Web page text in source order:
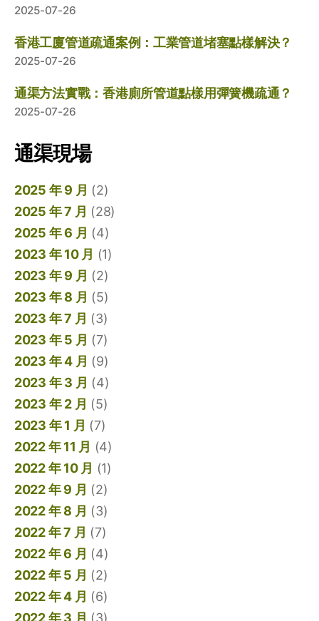
2025-07-26
香港工廈管道疏通案例：工業管道堵塞點樣解決？
2025-07-26
通渠方法實戰：香港廁所管道點樣用彈簧機疏通？
2025-07-26
通渠現場
2025 年 9 月 (2)
2025 年 7 月 (28)
2025 年 6 月 (4)
2023 年 10 月 (1)
2023 年 9 月 (2)
2023 年 8 月 (5)
2023 年 7 月 (3)
2023 年 5 月 (7)
2023 年 4 月 (9)
2023 年 3 月 (4)
2023 年 2 月 (5)
2023 年 1 月 (7)
2022 年 11 月 (4)
2022 年 10 月 (1)
2022 年 9 月 (2)
2022 年 8 月 (3)
2022 年 7 月 (7)
2022 年 6 月 (4)
2022 年 5 月 (2)
2022 年 4 月 (6)
2022 年 3 月 (3)